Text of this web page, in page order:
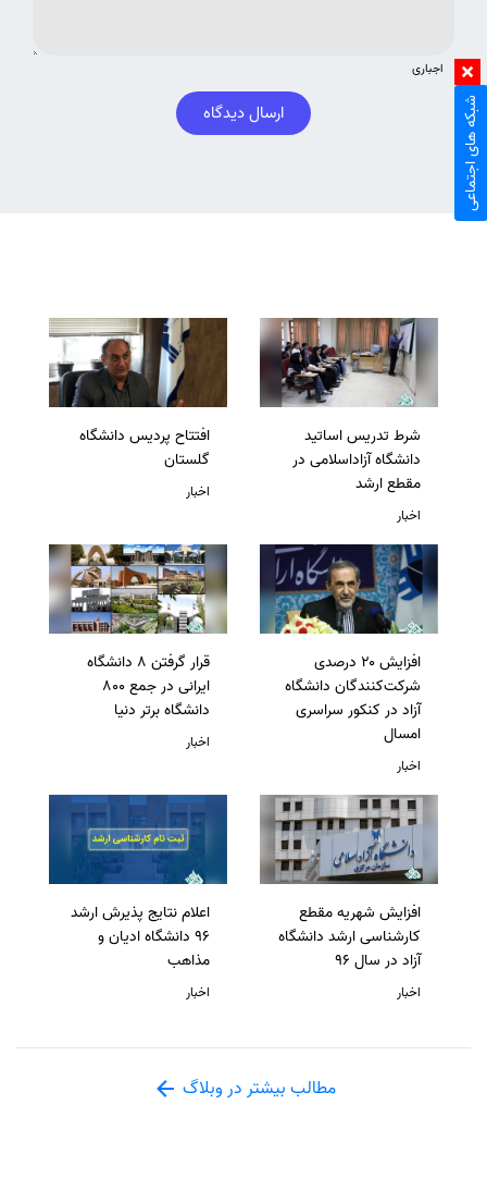
اجباری
ارسال دیدگاه
شرط تدریس اساتید
دانشگاه آزاداسلامی در
مقطع ارشد
اخبار
افتتاح پردیس دانشگاه
گلستان
اخبار
افزایش ۲۰ درصدی
شرکت‌کنندگان دانشگاه
آزاد در کنکور سراسری
امسال
اخبار
قرار گرفتن 8 دانشگاه
ایرانی در جمع 800
دانشگاه برتر دنیا
اخبار
افزایش شهریه مقطع
کارشناسی ارشد دانشگاه
آزاد در سال 96
اخبار
اعلام نتایج پذیرش ارشد
96 دانشگاه ادیان و
مذاهب
اخبار
مطالب بیشتر در وبلاگ
شبکه های اجتماعی